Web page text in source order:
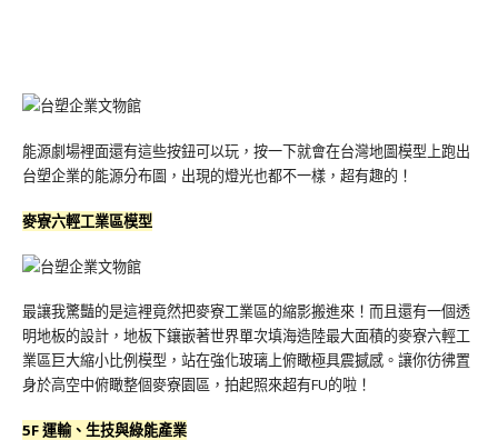
能源劇場裡面還有這些按鈕可以玩，按一下就會在台灣地圖模型上跑出
台塑企業的能源分布圖，出現的燈光也都不一樣，超有趣的！
麥寮六輕工業區模型
最讓我驚豔的是這裡竟然把麥寮工業區的縮影搬進來！而且還有一個透
明地板的設計，地板下鑲嵌著世界單次填海造陸最大面積的麥寮六輕工
業區巨大縮小比例模型，站在強化玻璃上俯瞰極具震撼感。讓你彷彿置
身於高空中俯瞰整個麥寮園區，拍起照來超有FU的啦！
5F 運輸、生技與綠能產業